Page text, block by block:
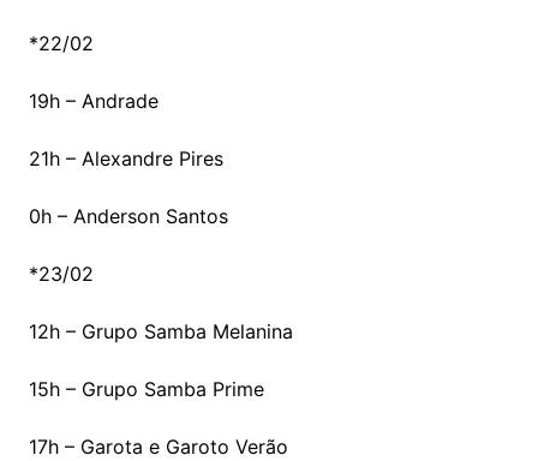
*22/02
19h – Andrade
21h – Alexandre Pires
0h – Anderson Santos
*23/02
12h – Grupo Samba Melanina
15h – Grupo Samba Prime
17h – Garota e Garoto Verão